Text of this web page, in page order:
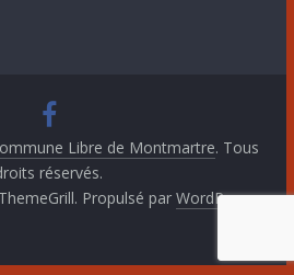
Libre de Montmartre. Tous
réservés.
Propulsé par WordPress.